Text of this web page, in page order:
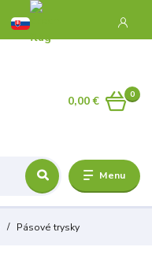
Menu
0
0,00 €
Pásové trysky